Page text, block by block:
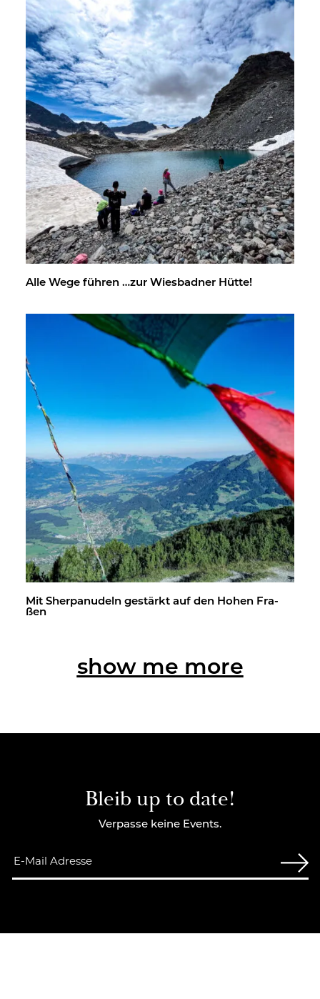
Alle Wege füh­ren …zur Wies­bad­ner Hütte!
Mit Sher­pa­nu­deln ge­stärkt auf den Hohen Fra­
ßen
show me more
Bleib up to date!
Verpasse keine Events.